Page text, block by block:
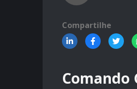
Compartilhe
Comando